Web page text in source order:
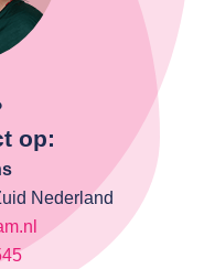
op:
Nederland